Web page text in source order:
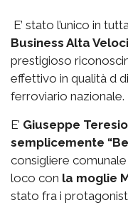
E’ stato l’unico in
Business Alta
prestigioso
effettivo in qualità d
ferroviario nazionale.
E’ Giuseppe
semplicemente
consigliere
loco con la moglie
stato fra i